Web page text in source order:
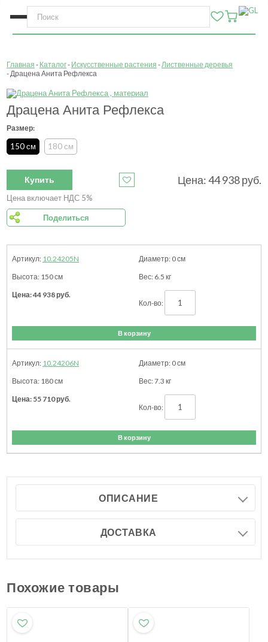
Главная Каталог Искусственные растения Лиственные деревья
Драцена Анита Рефлекса
Драцена Анита Рефлекса
Размер:
150 см 180 см
Купить Цена:44 938руб.
Цена включает НДС 5%
Поделиться
10.24205N 0см
150см 6.5 кг
44 938руб.
В корзину
10.24206N 0см
180см 7.3 кг
55 710руб.
В корзину
ОПИСАНИЕ
ДОСТАВКА
Похожие товары